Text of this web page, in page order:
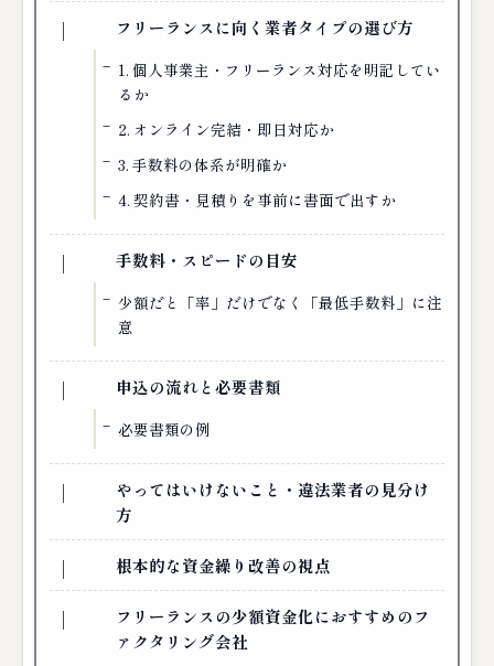
フリーランスに向く業者タイプの選び方
1. 個人事業主・フリーランス対応を明記してい
るか
2. オンライン完結・即日対応か
3. 手数料の体系が明確か
4. 契約書・見積りを事前に書面で出すか
手数料・スピードの目安
少額だと「率」だけでなく「最低手数料」に注
意
申込の流れと必要書類
必要書類の例
やってはいけないこと・違法業者の見分け
方
根本的な資金繰り改善の視点
フリーランスの少額資金化におすすめのフ
ァクタリング会社